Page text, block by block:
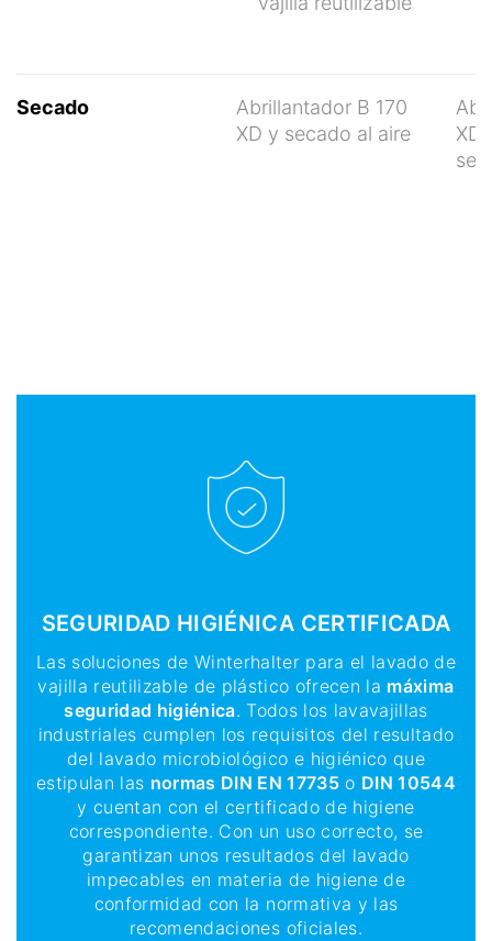
Secado
Abrillantador B 170
XD y secado al aire
XD
SEGURIDAD HIGIÉNICA CERTIFICADA
Las soluciones de Winterhalter para el lavado de
vajilla reutilizable de plástico ofrecen la máxima
seguridad higiénica. Todos los lavavajillas
industriales cumplen los requisitos del resultado
del lavado microbiológico e higiénico que
estipulan las normas DIN EN 17735 o DIN 10544
y cuentan con el certificado de higiene
correspondiente. Con un uso correcto, se
garantizan unos resultados del lavado
impecables en materia de higiene de
conformidad con la normativa y las
recomendaciones oficiales.